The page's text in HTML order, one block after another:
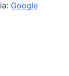
Google